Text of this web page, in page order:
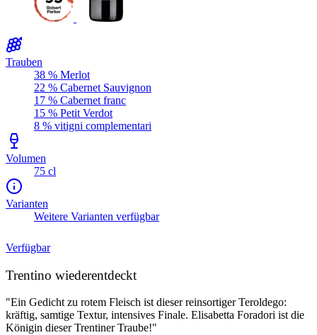
Trauben
38 % Merlot
22 % Cabernet Sauvignon
17 % Cabernet franc
15 % Petit Verdot
8 % vitigni complementari
Volumen
75 cl
Varianten
Weitere Varianten verfügbar
Verfügbar
Trentino wiederentdeckt
"Ein Gedicht zu rotem Fleisch ist dieser reinsortiger Teroldego:
kräftig, samtige Textur, intensives Finale. Elisabetta Foradori ist die
Königin dieser Trentiner Traube!"